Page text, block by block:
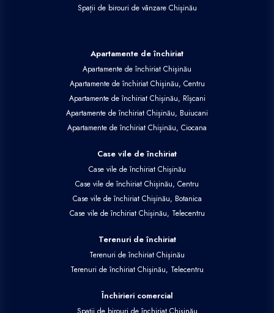
Spații de birouri de vânzare Chișinău
Apartamente de închiriat
Apartamente de închiriat Chișinău
Apartamente de închiriat Chișinău, Centru
Apartamente de închiriat Chișinău, Rîșcani
Apartamente de închiriat Chișinău, Buiucani
Apartamente de închiriat Chișinău, Ciocana
Case vile de închiriat
Case vile de închiriat Chișinău
Case vile de închiriat Chișinău, Centru
Case vile de închiriat Chișinău, Botanica
Case vile de închiriat Chișinău, Telecentru
Terenuri de închiriat
Terenuri de închiriat Chișinău
Terenuri de închiriat Chișinău, Telecentru
Închirieri comercial